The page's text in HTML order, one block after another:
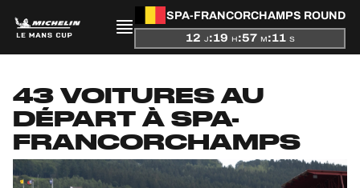
SPA-FRANCORCHAMPS ROUND
12 J:19 H:57 M:10 S
ACTUALITÉS
SAISON
43 VOITURES AU
DÉPART À SPA-
FRANCORCHAMPS